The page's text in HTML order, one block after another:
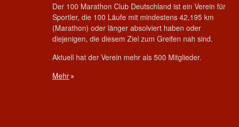
Der 100 Marathon Club Deutschland ist ein Verein für
Sportler, die 100 Läufe mit mindestens 42,195 km
(Marathon) oder länger absolviert haben oder
diejenigen, die diesem Ziel zum Greifen nah sind.
Aktuell hat der Verein mehr als 500 Mitglieder.
Mehr